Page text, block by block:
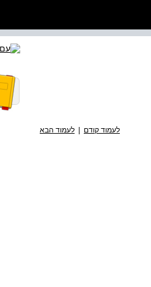
לעמוד קודם | לעמוד הבא